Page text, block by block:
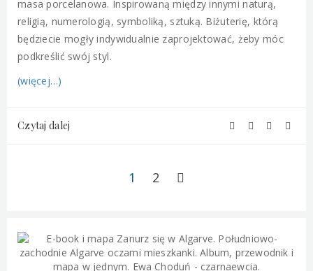
masa porcelanowa. Inspirowaną między innymi naturą,
religią, numerologią, symboliką, sztuką. Biżuterię, którą
będziecie mogły indywidualnie zaprojektować, żeby móc
podkreślić swój styl.
(więcej…)
Czytaj dalej
1 2